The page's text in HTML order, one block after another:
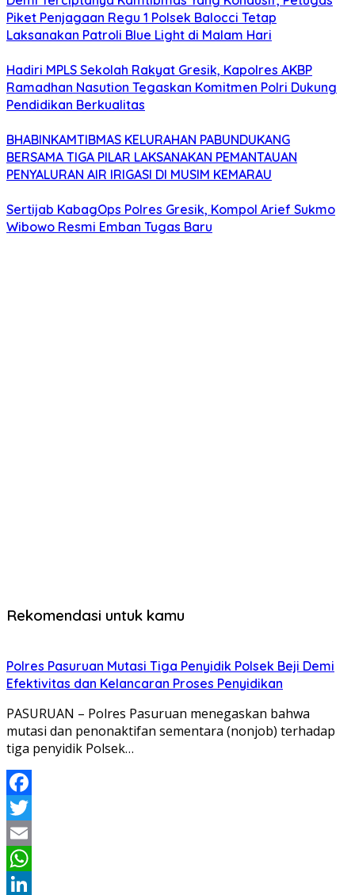
Piket Penjagaan Regu 1 Polsek Balocci Tetap
Laksanakan Patroli Blue Light di Malam Hari
Hadiri MPLS Sekolah Rakyat Gresik, Kapolres AKBP
Ramadhan Nasution Tegaskan Komitmen Polri Dukung
Pendidikan Berkualitas
BHABINKAMTIBMAS KELURAHAN PABUNDUKANG
BERSAMA TIGA PILAR LAKSANAKAN PEMANTAUAN
PENYALURAN AIR IRIGASI DI MUSIM KEMARAU
Sertijab KabagOps Polres Gresik, Kompol Arief Sukmo
Wibowo Resmi Emban Tugas Baru
Rekomendasi untuk kamu
Polres Pasuruan Mutasi Tiga Penyidik Polsek Beji Demi
Efektivitas dan Kelancaran Proses Penyidikan
PASURUAN – Polres Pasuruan menegaskan bahwa
mutasi dan penonaktifan sementara (nonjob) terhadap
tiga penyidik Polsek…
Facebook
Twitter
Email
WhatsApp